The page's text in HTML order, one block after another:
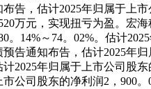
布告，估计2025年归属于
万元，实现扭亏为盈。宏
。14%～74。02%。估计
预告通知布告，估计2025年
2025年归属于上市公司股
公司股东的净利润2，900